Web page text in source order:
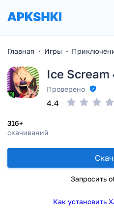
Главная Игры
Ice Scream
Проверено
316+
скачиваний
4.4
Запросить
Как установить